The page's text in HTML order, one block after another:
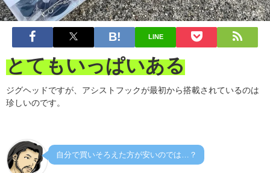
LINE
とてもいっぱいある
ジグヘッドですが、アシストフックが最初から搭載されているのは
珍しいのです。
自分で買いそろえた方が安いのでは…？